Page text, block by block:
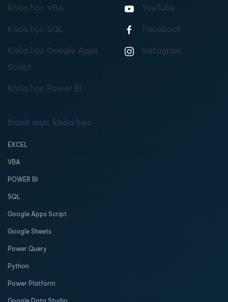
Khóa học VBA
Khóa học SQL
Khóa học Google Apps
Script
Khóa học Power BI
YouTube
Facebook
Instagram
Danh mục khóa học
EXCEL
VBA
POWER BI
SQL
Google Apps Script
Google Sheets
Power Query
Python
Power Platform